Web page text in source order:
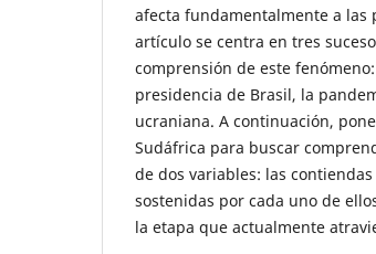
afecta fundamentalmente a las
artículo se centra en tres
comprensión de este
presidencia de Brasil, la
ucraniana. A continuación,
Sudáfrica para buscar
de dos variables: las
sostenidas por cada uno de
la etapa que actualmente